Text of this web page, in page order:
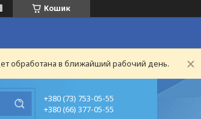
Кошик
обработана в ближайший рабочий день.
+380 (73) 753-05-55
+380 (66) 377-05-55